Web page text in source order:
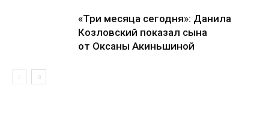
«Три месяца сегодня»: Данила
Козловский показал сына
от Оксаны Акиньшиной